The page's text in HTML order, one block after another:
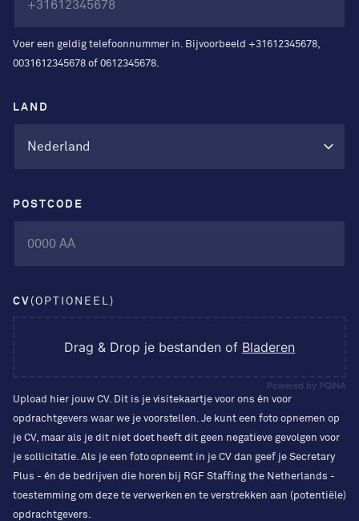
Voer een geldig telefoonnummer in. Bijvoorbeeld +31612345678,
0031612345678 of 0612345678.
LAND
POSTCODE
CV (OPTIONEEL)
Powered by PQINA
Drag & Drop je bestanden of Bladeren
Upload hier jouw CV. Dit is je visitekaartje voor ons én voor
opdrachtgevers waar we je voorstellen. Je kunt een foto opnemen op
je CV, maar als je dit niet doet heeft dit geen negatieve gevolgen voor
je sollicitatie. Als je een foto opneemt in je CV dan geef je Secretary
Plus - én de bedrijven die horen bij RGF Staffing the Netherlands -
toestemming om deze te verwerken en te verstrekken aan (potentiële)
opdrachtgevers.